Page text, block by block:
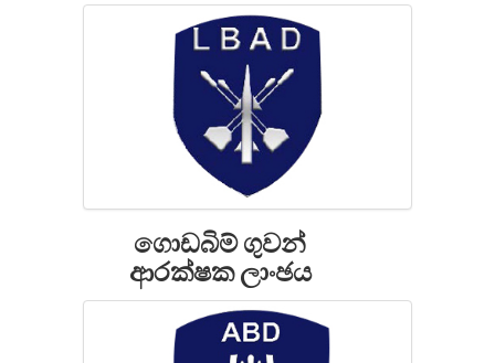
ගොඩබිම් ගුවන්
ආරක්ෂක ලාංඡය